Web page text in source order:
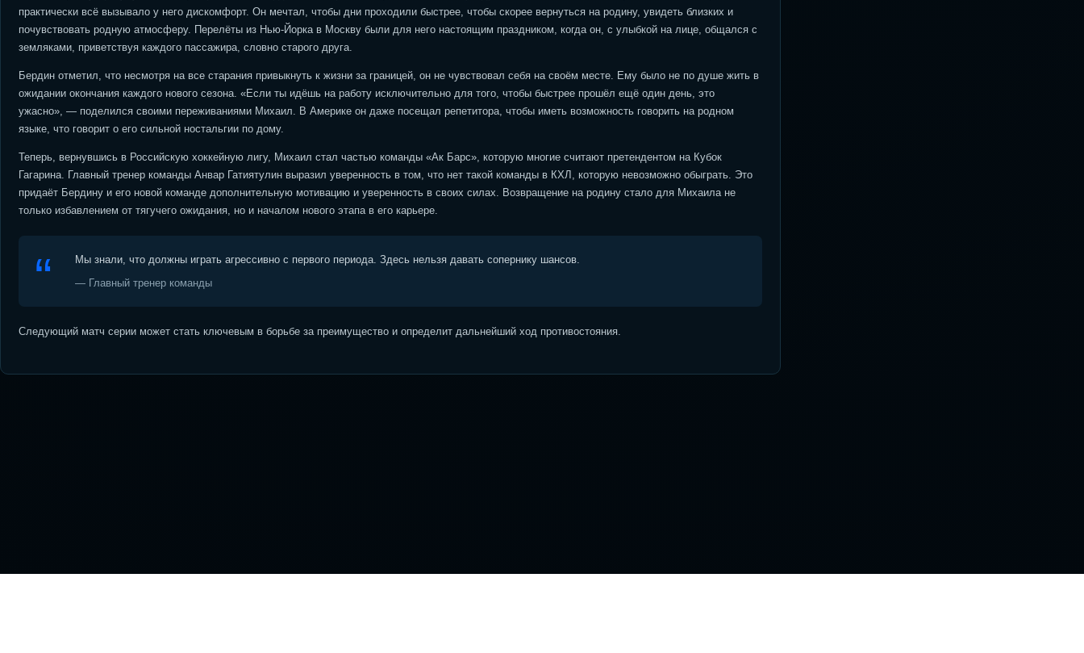
практически всё вызывало у него дискомфорт. Он мечтал, чтобы дни проходили быстрее, чтобы скорее вернуться на родину, увидеть близких и
почувствовать родную атмосферу. Перелёты из Нью-Йорка в Москву были для него настоящим праздником, когда он, с улыбкой на лице, общался с
земляками, приветствуя каждого пассажира, словно старого друга.
Бердин отметил, что несмотря на все старания привыкнуть к жизни за границей, он не чувствовал себя на своём месте. Ему было не по душе жить в
ожидании окончания каждого нового сезона. «Если ты идёшь на работу исключительно для того, чтобы быстрее прошёл ещё один день, это
ужасно», — поделился своими переживаниями Михаил. В Америке он даже посещал репетитора, чтобы иметь возможность говорить на родном
языке, что говорит о его сильной ностальгии по дому.
Теперь, вернувшись в Российскую хоккейную лигу, Михаил стал частью команды «Ак Барс», которую многие считают претендентом на Кубок
Гагарина. Главный тренер команды Анвар Гатиятулин выразил уверенность в том, что нет такой команды в КХЛ, которую невозможно обыграть. Это
придаёт Бердину и его новой команде дополнительную мотивацию и уверенность в своих силах. Возвращение на родину стало для Михаила не
только избавлением от тягучего ожидания, но и началом нового этапа в его карьере.
Мы знали, что должны играть агрессивно с первого периода. Здесь нельзя давать сопернику шансов.
— Главный тренер команды
Следующий матч серии может стать ключевым в борьбе за преимущество и определит дальнейший ход противостояния.